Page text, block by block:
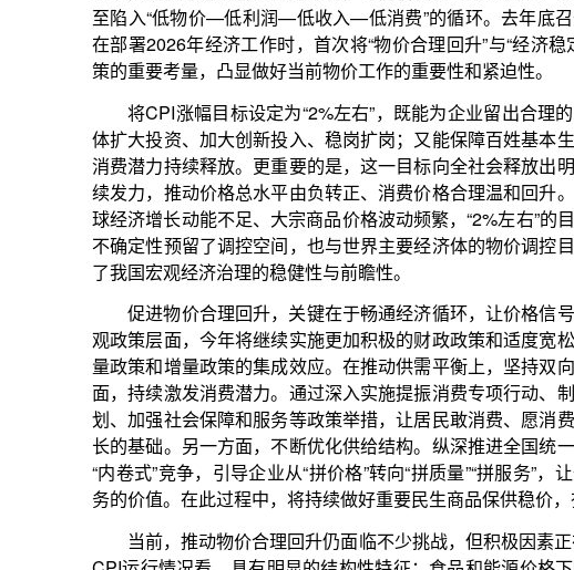
促进物价合理回升，关键在于畅通经济循环，让价格信号更好反映供需关系。宏
观政策层面，今年将继续实施更加积极的财政政策和适度宽松的货币政策，发挥好存
量政策和增量政策的集成效应。在推动供需平衡上，坚持双向发力、标本兼治。一方
划、加强社会保障和服务等政策举措，让居民敢消费、愿消费、能消费，夯实消费增
长的基础。另一方面，不断优化供给结构。纵深推进全国统一大市场建设，深入整治
“内卷式”竞争，引导企业从“拼价格”转向“拼质量”“拼服务”，让价格真正体现产品和服
务的价值。在此过程中，将持续做好重要民生商品保供稳价，夯实民生基本盘。
当前，推动物价合理回升仍面临不少挑战，但积极因素正在累积增多。从2025年
CPI运行情况看，具有明显的结构性特征：食品和能源价格下降是主要拖累因素，而
剔除这两项后的核心CPI则保持温和回升态势，全年上涨0.7%，涨幅比上年扩大0.2个
善。今年以来，居民消费增长的良好势头在前两个月已有所显现，下一阶段，随着居
民消费信心逐步恢复，市场需求有望进一步扩大，物价稳定运行有基础。
物价连着民生、关乎全局。展望2026年，在各项政策的协同发力下，物价有望合
理温和回升，让经济发展更有温度、民生保障更有力度。